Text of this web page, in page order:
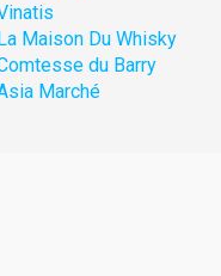
Maison Du Whisky
du Barry
Marché